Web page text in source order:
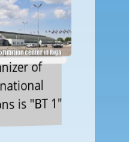
of
is "BT 1"